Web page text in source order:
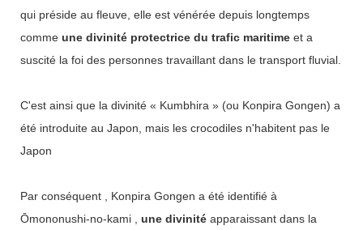
qui préside au fleuve, elle est vénérée depuis longtemps
comme une divinité protectrice du trafic maritimeet a
suscité la foi des personnes travaillant dans le transport fluvial.
C'est ainsi que la divinité « Kumbhira » (ou Konpira Gongen) a
été introduite au Japon, mais les crocodiles n'habitent pas le
Japon
Par conséquent , Konpira Gongen a été identifié à
Ōmononushi-no-kami , une divinitéapparaissant dans la